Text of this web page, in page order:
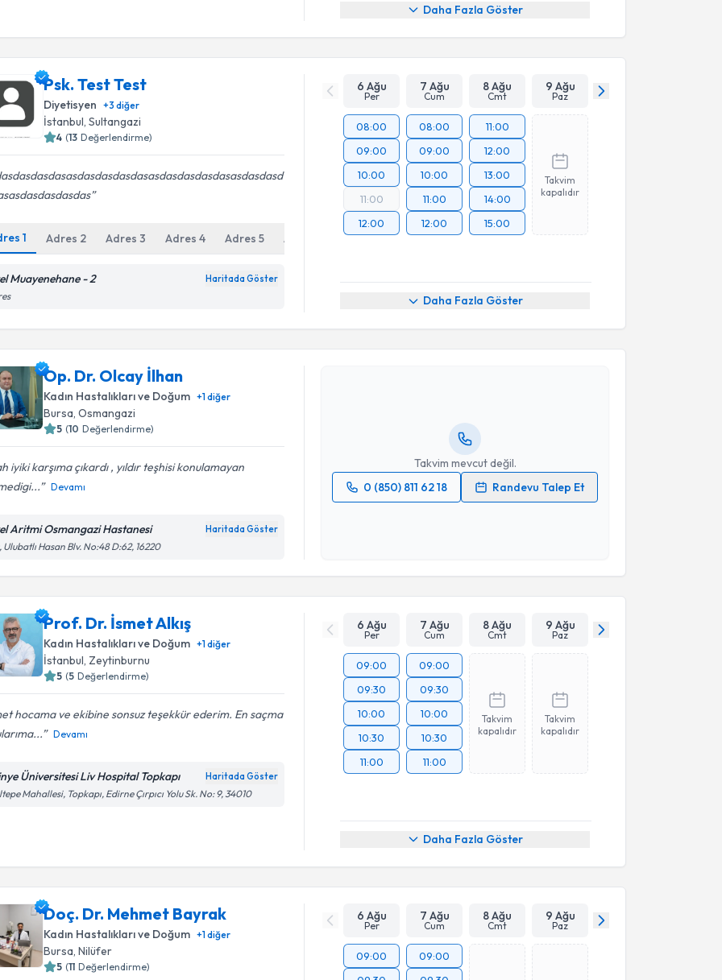
Daha Fazla Göster
Psk. Test Test
Diyetisyen +3 diğer
İstanbul,Sultangazi
4 (13 Değerlendirme)
1 Adres 2 Adres3 Adres4 Adres5 Adres Adres7 Adres8 Adres9 Adres10
Muayenehane - 2 Haritada Göster
6 Ağu
Per
7 Ağu
Cum
8 Ağu
Cmt
9 Ağu
Paz
08:00
09:00
10:00
11:00
12:00
08:00
09:00
10:00
11:00
12:00
11:00
12:00
13:00
14:00
15:00
Takvim
kapalıdır
Daha Fazla Göster
Op. Dr. Olcay İlhan
Kadın Hastalıkları ve Doğum +1diğer
Bursa ,Osmangazi
5 (10 Değerlendirme)
iyiki karşıma çıkardı , yıldır teşhisi konulamayan
Devamı
Aritmi Osmangazi Hastanesi Haritada Göster
Ulubatlı Hasan Blv. No:48 D:62, 16220
Takvim mevcut değil.
0 (850) 811 62 18
Randevu Talep Et
Randevu Takvimi Talebi
Op. Dr. Olcay İlhan
Takvim Talebini Gönder
Prof. Dr. İsmet Alkış
Kadın Hastalıkları ve Doğum +1diğer
İstanbul Zeytinburnu
5 (5 Değerlendirme)
hocama ve ekibine sonsuz teşekkür ederim. En saçma
Devamı
Üniversitesi Liv Hospital Topkapı Haritada Göster
Mahallesi, Topkapı, Edirne Çırpıcı Yolu Sk. No: 9, 34010
6 Ağu
Per
7 Ağu
Cum
8 Ağu
Cmt
9 Ağu
Paz
09:00
09:30
10:00
10:30
11:00
09:00
09:30
10:00
10:30
11:00
Takvim
kapalıdır
Takvim
kapalıdır
Daha Fazla Göster
Doç. Dr. Mehmet Bayrak
Kadın Hastalıkları ve Doğum +1diğer
Bursa,Nilüfer
5 (11 Değerlendirme)
6 Ağu
Per
7 Ağu
Cum
8 Ağu
Cmt
9 Ağu
Paz
09:00
09:00